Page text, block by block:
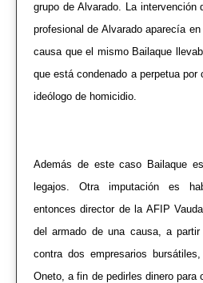
grupo de Alvarado. La
profesional de Alvarado aparecía
causa que el mismo Bailaque
que está condenado a perpetua
ideólogo de homicidio.
Además de este caso Bailaque
legajos. Otra imputación es
entonces director de la AFIP
del armado de una causa, a partir
contra dos empresarios
Oneto, a fin de pedirles dinero